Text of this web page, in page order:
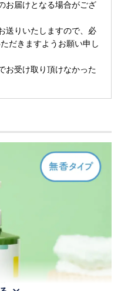
お届けとなる場合がござ
送りいたしますので、必
だきますようお願い申し
お受け取り頂けなかった